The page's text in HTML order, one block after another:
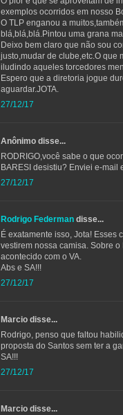
exemplos ocorridos em nosso
O TLP enganou a
blá,blá,blá.Pintou uma grana
Deixo bem claro que não sou
justo,mudar de clube,etc.O que
iludindo aqueles torcedores
Espero que a diretoria jogue
aguardar.JOTA.
27/12/17
Anônimo disse...
RODRIGO,você sabe o que
BARESI desistiu? Enviei e-mail
27/12/17
Rodrigo Federman disse...
É exatamente isso, Jota! Esses
vestirem nossa camisa. Sobre
acontecido com o VA.
Abs e SA!!!
27/12/17
Marcio disse...
Rodrigo, penso que faltou
proposta do Santos sem ter a
SA!!!
27/12/17
Marcio disse...